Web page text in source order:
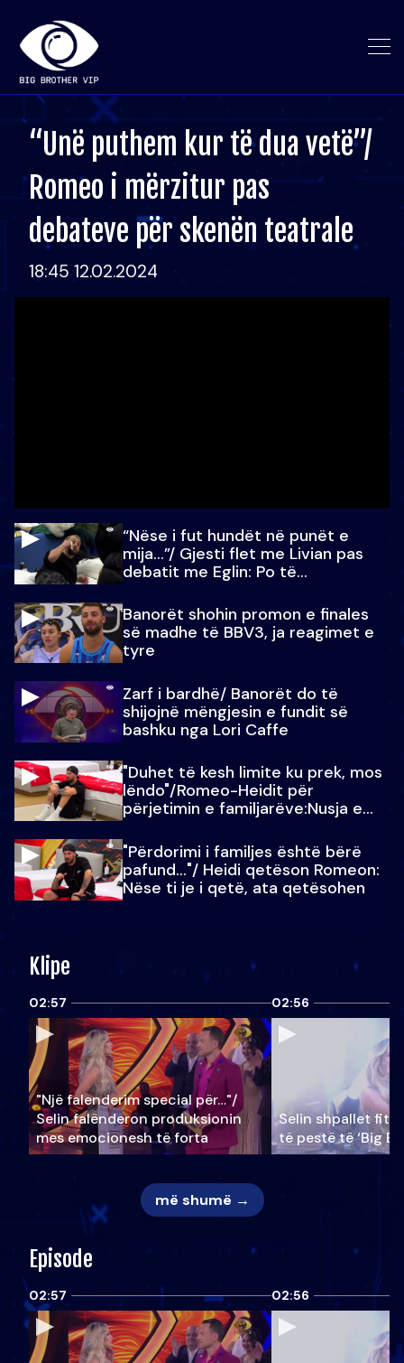
“Unë puthem kur të dua vetë”/
Romeo i mërzitur pas
debateve për skenën teatrale
18:45 12.02.2024
“Nëse i fut hundët në punët e
mija…”/ Gjesti flet me Livian pas
debatit me Eglin: Po të
Banorët shohin promon e finales
së madhe të BBV3, ja reagimet e
tyre
Zarf i bardhë/ Banorët do të
shijojnë mëngjesin e fundit së
bashku nga Lori Caffe
"Duhet të kesh limite ku prek, mos
lëndo"/Romeo-Heidit për
përjetimin e familjarëve:Nusja e
"Përdorimi i familjes është bërë
pafund…"/ Heidi qetëson Romeon:
Nëse ti je i qetë, ata qetësohen
Klipe
02:57
"Një falenderim special për…"/
Selin falënderon produksionin
mes emocionesh të forta
02:56
Selin shpallet
të pestë të ‘Big
më shumë →
Episode
02:57 02:56